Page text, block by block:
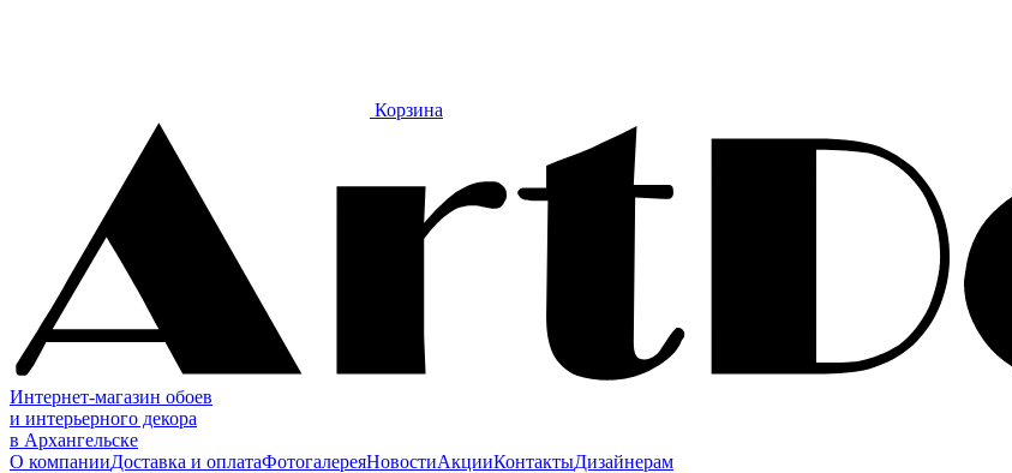
Корзина
Интернет-магазин обоев
и интерьерного декора
в Архангельске
О компанииДоставка и оплатаФотогалереяНовостиАкцииКонтактыДизайнерам